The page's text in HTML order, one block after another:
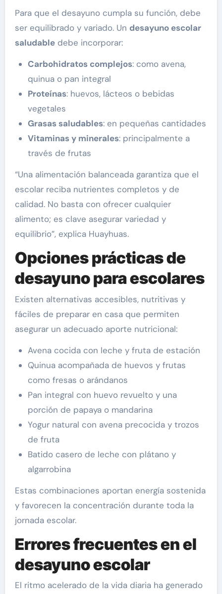
Para que el desayuno cumpla su función, debe
ser equilibrado y variado. Un desayuno escolar
saludabledebe incorporar:
Carbohidratos complejos: como avena,
quinua o pan integral
Proteínas: huevos, lácteos o bebidas
vegetales
Grasas saludables: en pequeñas cantidades
Vitaminas y minerales: principalmente a
través de frutas
“Una alimentación balanceada garantiza que el
escolar reciba nutrientes completos y de
calidad. No basta con ofrecer cualquier
alimento; es clave asegurar variedad y
equilibrio”, explica Huayhuas.
Opciones prácticas de
desayuno para escolares
Existen alternativas accesibles, nutritivas y
fáciles de preparar en casa que permiten
asegurar un adecuado aporte nutricional:
Avena cocida con leche y fruta de estación
Quinua acompañada de huevos y frutas
como fresas o arándanos
Pan integral con huevo revuelto y una
porción de papaya o mandarina
Yogur natural con avena precocida y trozos
de fruta
Batido casero de leche con plátano y
algarrobina
Estas combinaciones aportan energía sostenida
y favorecen la concentración durante toda la
jornada escolar.
Errores frecuentes en el
desayuno escolar
El ritmo acelerado de la vida diaria ha generado